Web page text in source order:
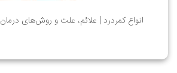
انواع کمردرد | علائم، علت و روش‌های درمان